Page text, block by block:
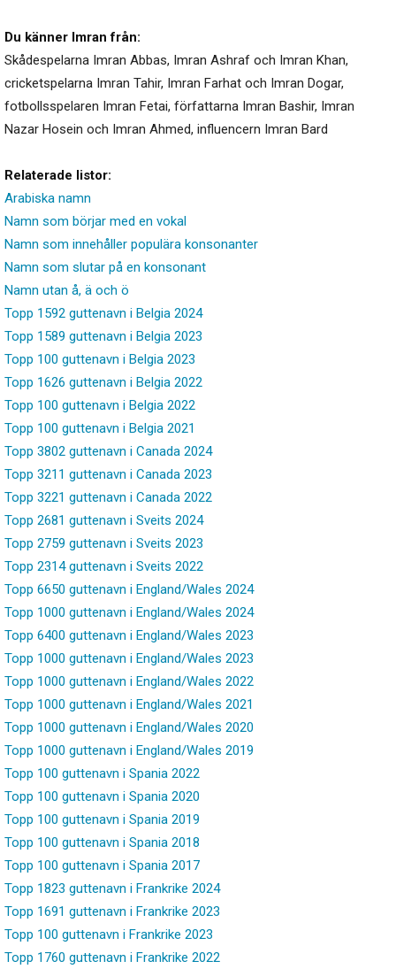
Du känner Imran från:
Skådespelarna Imran Abbas, Imran Ashraf och Imran Khan,
cricketspelarna Imran Tahir, Imran Farhat och Imran Dogar,
fotbollsspelaren Imran Fetai, författarna Imran Bashir, Imran
Nazar Hosein och Imran Ahmed, influencern Imran Bard
Relaterade listor:
Arabiska namn
Namn som börjar med en vokal
Namn som innehåller populära konsonanter
Namn som slutar på en konsonant
Namn utan å, ä och ö
Topp 1592 guttenavn i Belgia 2024
Topp 1589 guttenavn i Belgia 2023
Topp 100 guttenavn i Belgia 2023
Topp 1626 guttenavn i Belgia 2022
Topp 100 guttenavn i Belgia 2022
Topp 100 guttenavn i Belgia 2021
Topp 3802 guttenavn i Canada 2024
Topp 3211 guttenavn i Canada 2023
Topp 3221 guttenavn i Canada 2022
Topp 2681 guttenavn i Sveits 2024
Topp 2759 guttenavn i Sveits 2023
Topp 2314 guttenavn i Sveits 2022
Topp 6650 guttenavn i England/Wales 2024
Topp 1000 guttenavn i England/Wales 2024
Topp 6400 guttenavn i England/Wales 2023
Topp 1000 guttenavn i England/Wales 2023
Topp 1000 guttenavn i England/Wales 2022
Topp 1000 guttenavn i England/Wales 2021
Topp 1000 guttenavn i England/Wales 2020
Topp 1000 guttenavn i England/Wales 2019
Topp 100 guttenavn i Spania 2022
Topp 100 guttenavn i Spania 2020
Topp 100 guttenavn i Spania 2019
Topp 100 guttenavn i Spania 2018
Topp 100 guttenavn i Spania 2017
Topp 1823 guttenavn i Frankrike 2024
Topp 1691 guttenavn i Frankrike 2023
Topp 100 guttenavn i Frankrike 2023
Topp 1760 guttenavn i Frankrike 2022